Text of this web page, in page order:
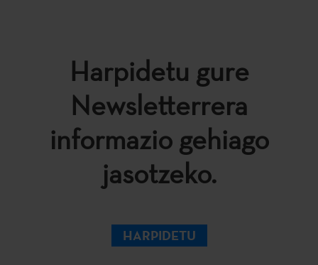
Harpidetu gure
Newsletterrera
informazio gehiago
jasotzeko.
HARPIDETU